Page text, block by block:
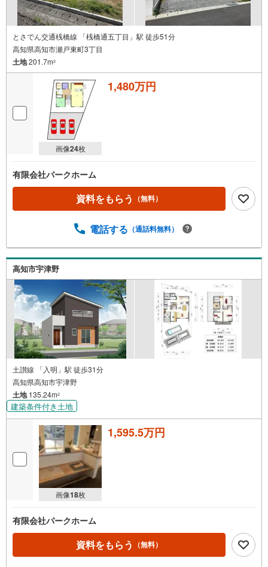
とさでん交通桟橋線 「桟橋通五丁目」駅 徒歩51分
高知県高知市瀬戸東町3丁目
土地201.7m2
画像24枚
1,480万円
有限会社パークホーム
資料をもらう （無料）
電話する （通話料無料）
高知市宇津野
土讃線 「入明」駅 徒歩31分
高知県高知市宇津野
土地135.24m2
建築条件付き土地
画像18枚
1,595.5万円
有限会社パークホーム
資料をもらう （無料）